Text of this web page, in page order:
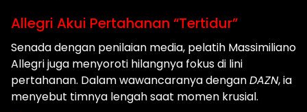
Allegri Akui Pertahanan “Tertidur”
Senada dengan penilaian media, pelatih Massimiliano
Allegri juga menyoroti hilangnya fokus di lini
pertahanan. Dalam wawancaranya denganDAZN, ia
menyebut timnya lengah saat momen krusial.